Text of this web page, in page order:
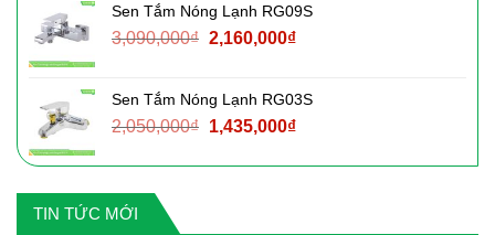
2,760,000₫.là:
1,930,000₫.
Sen Tắm Nóng Lạnh RG09S
3,090,000₫ Giá
3,090,000₫.
2,160,000₫Giá
là:
2,160,000₫.
Sen Tắm Nóng Lạnh RG03S
2,050,000₫ Giá
là:
1,435,000₫Giá
tại
TIN TỨC MỚI